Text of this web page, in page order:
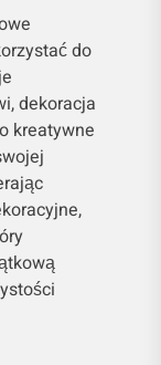
do
dekoracja
kreatywne